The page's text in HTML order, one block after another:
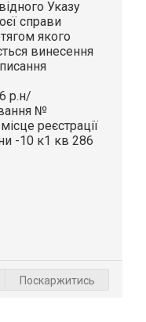
Указу
справи
якого
винесення
р.н/
№
реєстрації
-10 к1 кв 286
Поскаржитись